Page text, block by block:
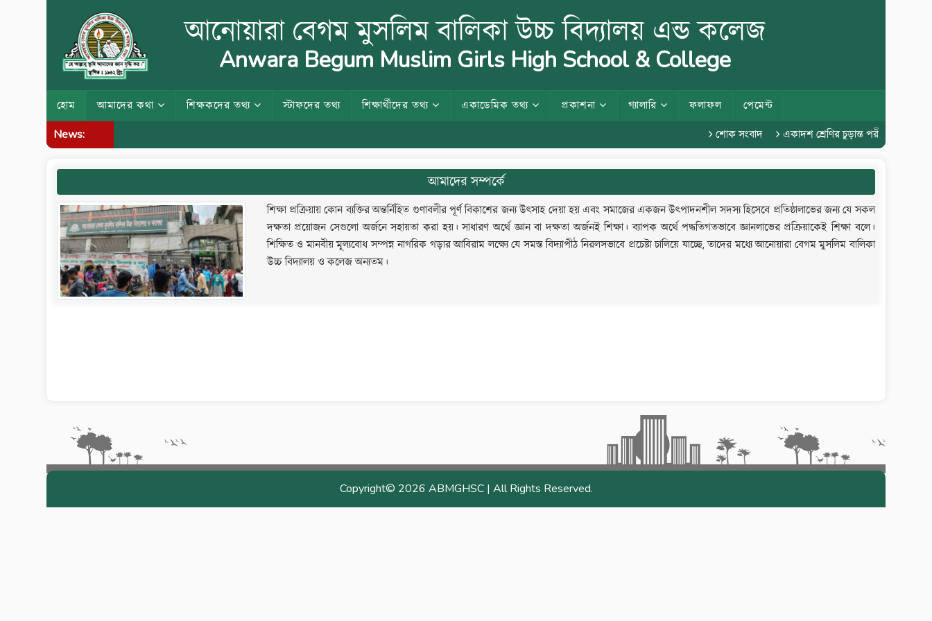
আনোয়ারা বেগম মুসলিম বালিকা উচ্চ বিদ্যালয় এন্ড কলেজ
Anwara Begum Muslim Girls High School & College
হোম আমাদের কথা শিক্ষকদের তথ্য স্টাফদের তথ্য শিক্ষার্থীদের তথ্য একাডেমিক তথ্য প্রকাশনা গ্যালারি ফলাফল
পেমেন্ট
News:
শোক সংবাদ একাদশ শ্রেণির চুড়ান্ত পরীক্ষা ২০২৬
আমাদের সম্পর্কে
শিক্ষা প্রক্রিয়ায় কোন ব্যক্তির অন্তর্নিহিত গুণাবলীর পূর্ণ বিকাশের জন্য উৎসাহ দেয়া হয় এবং সমাজের একজন উৎপাদনশীল সদস্য হিসেবে প্রতিষ্ঠালাভের জন্য যে সকল
দক্ষতা প্রয়োজন সেগুলো অর্জনে সহায়তা করা হয়। সাধারণ অর্থে জ্ঞান বা দক্ষতা অর্জনই শিক্ষা। ব্যাপক অর্থে পদ্ধতিগতভাবে জ্ঞানলাভের প্রক্রিয়াকেই শিক্ষা বলে।
শিক্ষিত ও মানবীয় মূল্যবোধ সম্পন্ন নাগরিক গড়ার আবিরাম লক্ষ্যে যে সমস্ত বিদ্যাপীঠ নিরলসভাবে প্রচেষ্টা চালিয়ে যাচ্ছে, তাদের মধ্যে আনোয়ারা বেগম মুসলিম বালিকা
উচ্চ বিদ্যালয় ও কলেজ অন্যতম।
Copyright© 2026 ABMGHSC | All Rights Reserved.